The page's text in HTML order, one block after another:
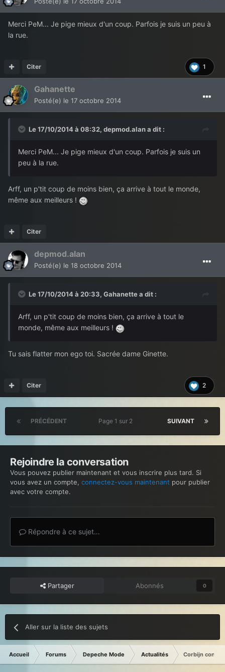
Merci PeM... Je pige mieux d'un coup. Parfois je suis un peu à
la rue.
1
Citer
Gahanette
Posté(e) le 17 octobre 2014
Le 17/10/2014 à 08:32, depmod.alan a dit :
Merci PeM... Je pige mieux d'un coup. Parfois je suis un
peu à la rue.
Arff, un p'tit coup de moins bien, ça arrive à tout le monde,
même aux meilleurs !
Citer
depmod.alan
Posté(e) le 18 octobre 2014
Le 17/10/2014 à 20:33, Gahanette a dit :
Arff, un p'tit coup de moins bien, ça arrive à tout le
monde, même aux meilleurs !
Tu sais flatter mon ego toi. Sacrée dame Ginette.
2
Citer
PRÉCÉDENT SUIVANT
Page 1 sur 2
Rejoindre la conversation
Vous pouvez publier maintenant et vous inscrire plus tard. Si
vous avez un compte, connectez-vous maintenant pour publier
avec votre compte.
Répondre à ce sujet…
Partager Abonnés 0
Aller sur la liste des sujets
Accueil Forums Depeche Mode Actualités Corbijn